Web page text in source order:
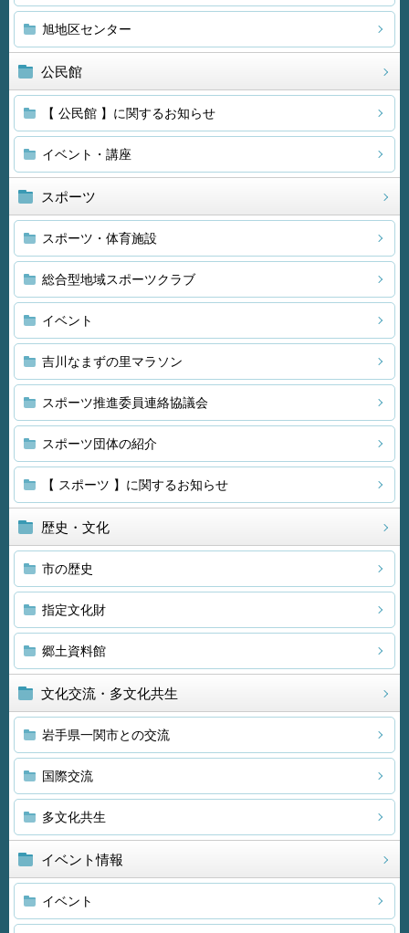
旭地区センター
公民館
【 公民館 】に関するお知らせ
イベント・講座
スポーツ
スポーツ・体育施設
総合型地域スポーツクラブ
イベント
吉川なまずの里マラソン
スポーツ推進委員連絡協議会
スポーツ団体の紹介
【 スポーツ 】に関するお知らせ
歴史・文化
市の歴史
指定文化財
郷土資料館
文化交流・多文化共生
岩手県一関市との交流
国際交流
多文化共生
イベント情報
イベント